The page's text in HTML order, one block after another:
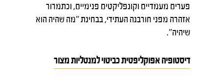
פערים מעמדיים וקונפליקטים פנימיים, וכתמרור
אזהרה מפני חורבנה העתידי, בבחינת "מה שהיה הוא
שיהיה".
דיסטופיה אפוקליפטית כביטוי למנטליות מצור